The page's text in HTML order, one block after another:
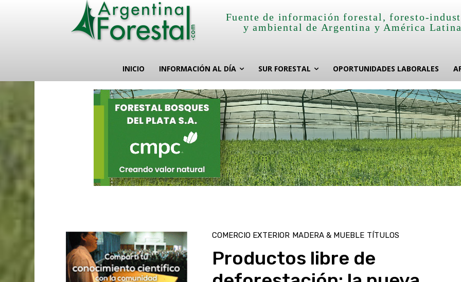
Fuente de información forestal, foresto-
y ambiental de Argentina y América
INICIO INFORMACIÓN AL DÍA SUR FORESTAL OPORTUNIDADES LABORALES
COMERCIO EXTERIOR MADERA & MUEBLE TÍTULOS
Productos libre de